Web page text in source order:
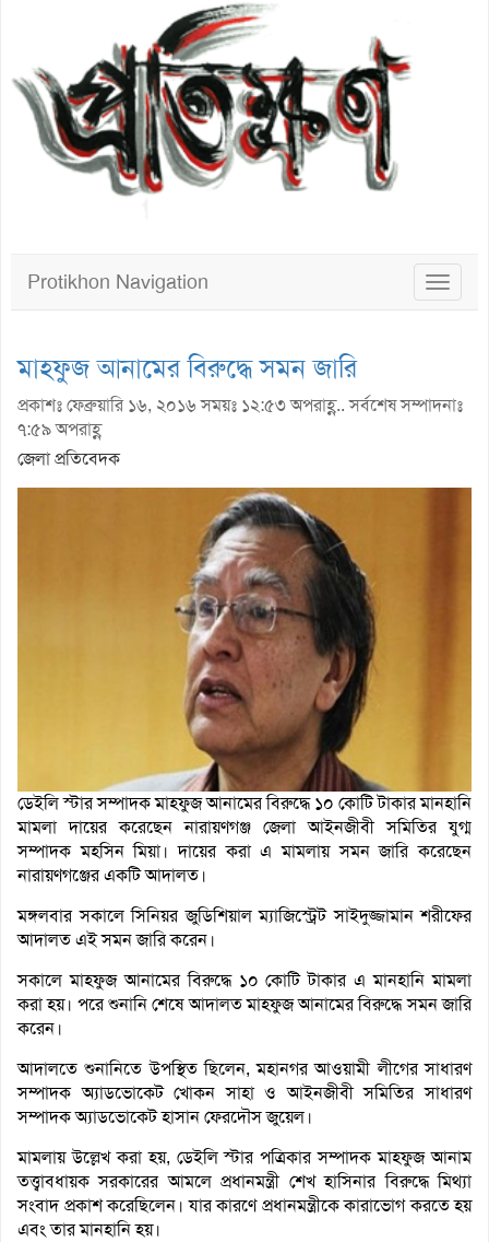
Toggle
Protikhon Navigation
মাহফুজ আনামের বিরুদ্ধে সমন জারি
প্রকাশঃ ফেব্রুয়ারি ১৬, ২০১৬ সময়ঃ ১২:৫৩ অপরাহ্ণ.. সর্বশেষ সম্পাদনাঃ
৭:৫৯ অপরাহ্ণ
জেলা প্রতিবেদক
ডেইলি স্টার সম্পাদক মাহফুজ আনামের বিরুদ্ধে ১০ কোটি টাকার মানহানি
মামলা দায়ের করেছেন নারায়ণগঞ্জ জেলা আইনজীবী সমিতির যুগ্ম
সম্পাদক মহসিন মিয়া। দায়ের করা এ মামলায় সমন জারি করেছেন
নারায়ণগঞ্জের একটি আদালত।
মঙ্গলবার সকালে সিনিয়র জুডিশিয়াল ম্যাজিস্ট্রেট সাইদুজ্জামান শরীফের
আদালত এই সমন জারি করেন।
সকালে মাহফুজ আনামের বিরুদ্ধে ১০ কোটি টাকার এ মানহানি মামলা
করা হয়। পরে শুনানি শেষে আদালত মাহফুজ আনামের বিরুদ্ধে সমন জারি
করেন।
আদালতে শুনানিতে উপস্থিত ছিলেন, মহানগর আওয়ামী লীগের সাধারণ
সম্পাদক অ্যাডভোকেট খোকন সাহা ও আইনজীবী সমিতির সাধারণ
সম্পাদক অ্যাডভোকেট হাসান ফেরদৌস জুয়েল।
মামলায় উল্লেখ করা হয়, ডেইলি স্টার পত্রিকার সম্পাদক মাহফুজ আনাম
তত্ত্বাবধায়ক সরকারের আমলে প্রধানমন্ত্রী শেখ হাসিনার বিরুদ্ধে মিথ্যা
সংবাদ প্রকাশ করেছিলেন। যার কারণে প্রধানমন্ত্রীকে কারাভোগ করতে হয়
এবং তার মানহানি হয়।